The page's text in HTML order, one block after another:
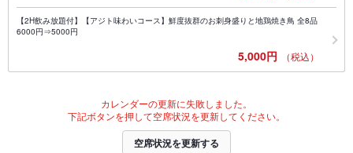
【2H飲み放題付】【アジト味わいコース】鮮度抜群のお刺身盛りと地鶏焼き鳥 全8品
6000円⇒5000円
5,000円 （税込）
カレンダーの更新に失敗しました。
下記ボタンを押して空席状況を更新してください。
空席状況を更新する